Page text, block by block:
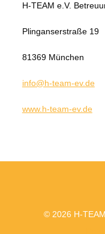
H-TEAM e.V.
Plinganserstraße 19
81369 München
info@h-team-ev.de
www.h-team-ev.de
© 2026 H-